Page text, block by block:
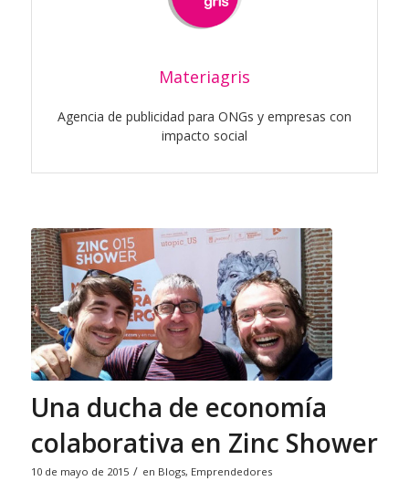
Materiagris
Agencia de publicidad para ONGs y empresas con
impacto social
Una ducha de economía
colaborativa en Zinc Shower
10 de mayo de 2015 / en Blogs, Emprendedores